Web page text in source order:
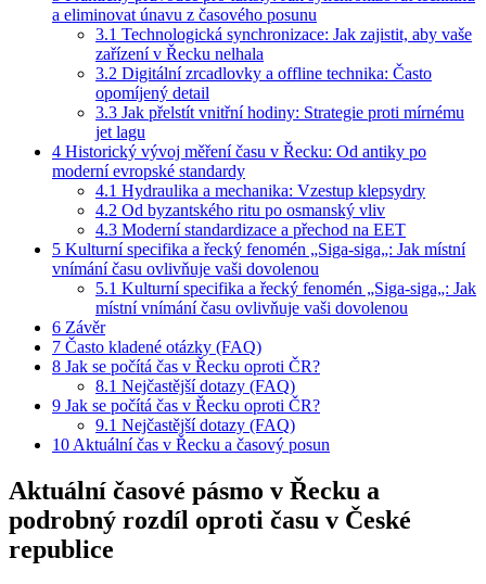
a eliminovat únavu z časového posunu
3.1 Technologická synchronizace: Jak zajistit, aby vaše
zařízení v Řecku nelhala
3.2 Digitální zrcadlovky a offline technika: Často
opomíjený detail
3.3 Jak přelstít vnitřní hodiny: Strategie proti mírnému
jet lagu
4 Historický vývoj měření času v Řecku: Od antiky po
moderní evropské standardy
4.1 Hydraulika a mechanika: Vzestup klepsydry
4.2 Od byzantského ritu po osmanský vliv
4.3 Moderní standardizace a přechod na EET
5 Kulturní specifika a řecký fenomén „Siga-siga„: Jak místní
vnímání času ovlivňuje vaši dovolenou
5.1 Kulturní specifika a řecký fenomén „Siga-siga„: Jak
místní vnímání času ovlivňuje vaši dovolenou
6 Závěr
7 Často kladené otázky (FAQ)
8 Jak se počítá čas v Řecku oproti ČR?
8.1 Nejčastější dotazy (FAQ)
9 Jak se počítá čas v Řecku oproti ČR?
9.1 Nejčastější dotazy (FAQ)
10 Aktuální čas v Řecku a časový posun
Aktuální časové pásmo v Řecku a
podrobný rozdíl oproti času v České
republice